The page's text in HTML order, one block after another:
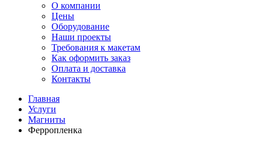
О компании
Цены
Оборудование
Наши проекты
Требования к макетам
Как оформить заказ
Оплата и доставка
Контакты
Главная
Услуги
Магниты
Ферропленка